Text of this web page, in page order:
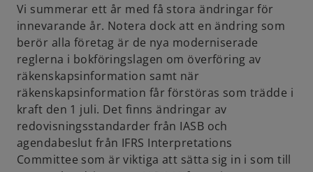
i
n
a
n
w
Vi summerar ett år med få stora ändringar för
innevarande år. Notera dock att en ändring som
berör alla företag är de nya moderniserade
reglerna i bokföringslagen om överföring av
räkenskapsinformation samt när
räkenskapsinformation får förstöras som trädde i
kraft den 1 juli. Det finns ändringar av
redovisningsstandarder från IASB och
agendabeslut från IFRS Interpretations
Committee som är viktiga att sätta sig in i som till